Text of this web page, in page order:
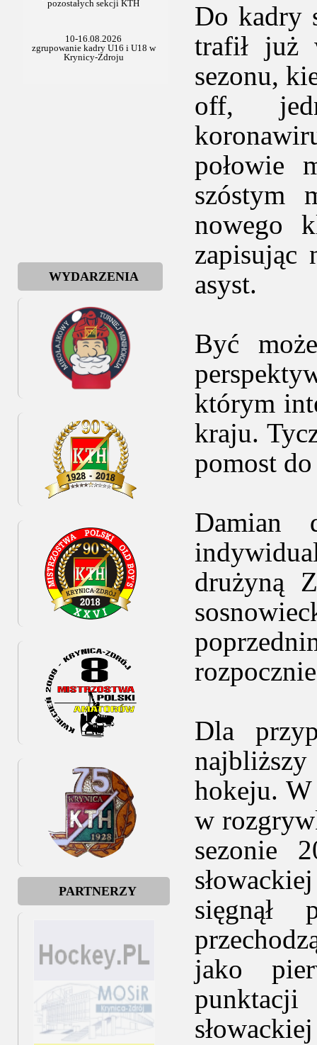
WYDARZENIA
PARTNERZY
Do kadry
trafił już
sezonu,
off,
połowie
szóstym
nowego
zapisując
asyst.
Być
którym
kraju.
pomost
Damian
drużyną
Dla
hokeju. W
w
sezonie
sięgnął
jako